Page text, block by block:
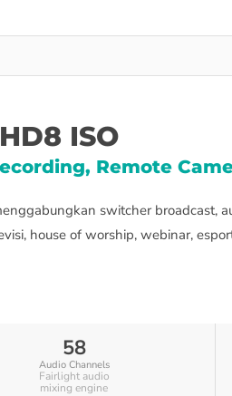
ISO
Remote
switcher broadcast,
house of worship, webinar,
58
Audio Channels
Fairlight audio
mixing engine